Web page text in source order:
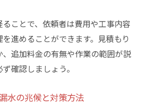
ことで、依頼者は費用や工事内容
進めることができます。見積もり
追加料金の有無や作業の範囲が説
確認しましょう。
水の兆候と対策方法